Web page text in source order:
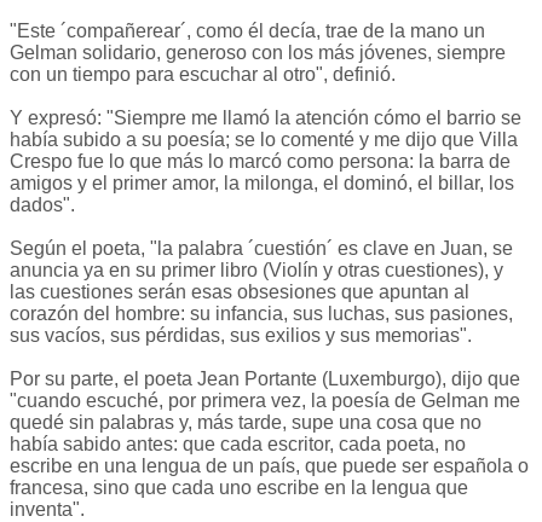
"Este ´compañerear´, como él decía, trae de la mano un
Gelman solidario, generoso con los más jóvenes, siempre
con un tiempo para escuchar al otro", definió.
Y expresó: "Siempre me llamó la atención cómo el barrio se
había subido a su poesía; se lo comenté y me dijo que Villa
Crespo fue lo que más lo marcó como persona: la barra de
amigos y el primer amor, la milonga, el dominó, el billar, los
dados".
Según el poeta, "la palabra ´cuestión´ es clave en Juan, se
anuncia ya en su primer libro (Violín y otras cuestiones), y
las cuestiones serán esas obsesiones que apuntan al
corazón del hombre: su infancia, sus luchas, sus pasiones,
sus vacíos, sus pérdidas, sus exilios y sus memorias".
Por su parte, el poeta Jean Portante (Luxemburgo), dijo que
"cuando escuché, por primera vez, la poesía de Gelman me
quedé sin palabras y, más tarde, supe una cosa que no
había sabido antes: que cada escritor, cada poeta, no
escribe en una lengua de un país, que puede ser española o
francesa, sino que cada uno escribe en la lengua que
inventa".